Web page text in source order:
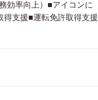
効率向上）■アイコンに
得支援■運転免許取得支援